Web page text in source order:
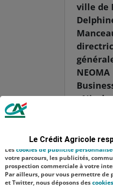
ville de
NEOMA
-
Renard,
Le Crédit Agricole
indispensables car utilisés à des
sécurité ; d’autres sont facultatifs. Les
satisfaction facultatifs.
Lescookies de publicité
votre parcours, les publicités,
prospection commerciale à votre
Par ailleurs, pour vous permettre de
et Twitter, nous déposons des